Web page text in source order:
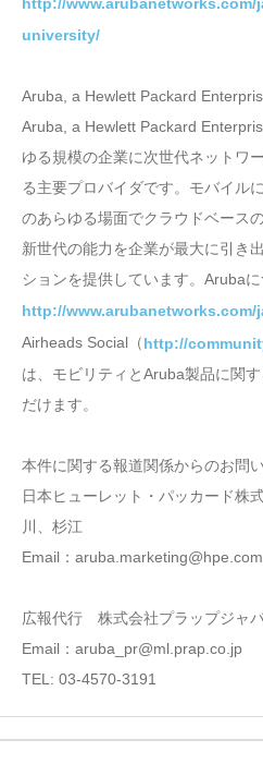
university/
Aruba, a Hewlett Packard
Aruba, a Hewlett Packard
ゆる規模の企業に次世代ネットワ
る主要プロバイダです。モバイル
のあらゆる場面でクラウドベース
新世代の能力を企業が最大に引き
ションを提供しています。Arubaに
http://www.arubanetworks.com/
Airheads Social（http://
は、モビリティとAruba製品に関
だけます。
本件に関する報道関係からのお問
日本ヒューレット・パッカード
川、杉江
Email：aruba.marketing@hpe.com
広報代行 株式会社プラップジャ
Email：aruba_pr@ml.prap.co.jp
TEL: 03-4570-3191